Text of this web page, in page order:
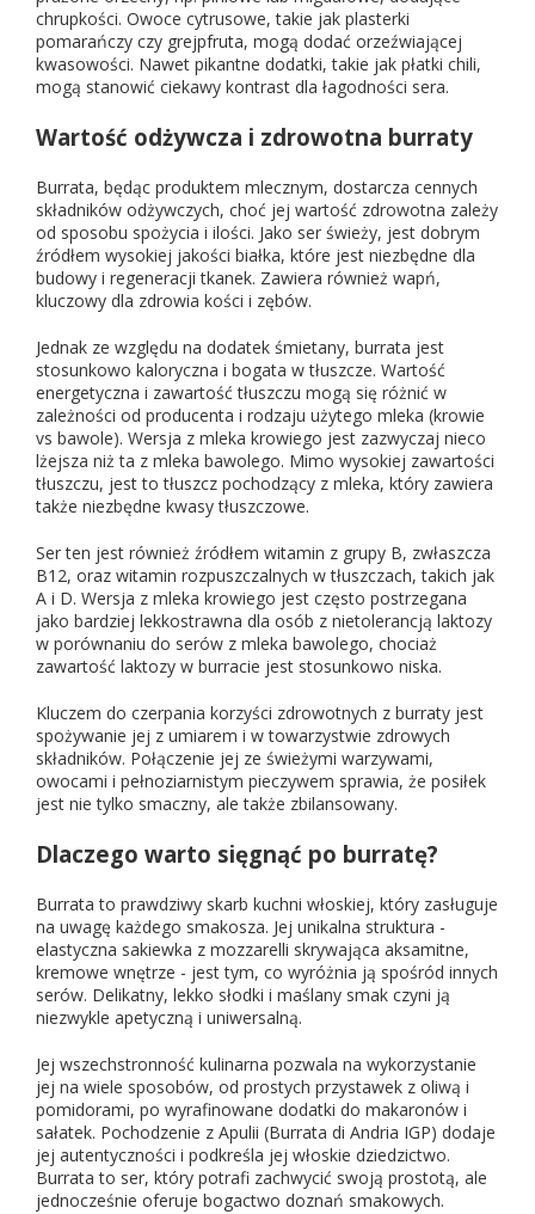
chrupkości. Owoce cytrusowe, takie jak plasterki
pomarańczy czy grejpfruta, mogą dodać orzeźwiającej
kwasowości. Nawet pikantne dodatki, takie jak płatki chili,
mogą stanowić ciekawy kontrast dla łagodności sera.
Wartość odżywcza i zdrowotna burraty
Burrata, będąc produktem mlecznym, dostarcza cennych
składników odżywczych, choć jej wartość zdrowotna zależy
od sposobu spożycia i ilości. Jako ser świeży, jest dobrym
źródłem wysokiej jakości białka, które jest niezbędne dla
budowy i regeneracji tkanek. Zawiera również wapń,
kluczowy dla zdrowia kości i zębów.
Jednak ze względu na dodatek śmietany, burrata jest
stosunkowo kaloryczna i bogata w tłuszcze. Wartość
energetyczna i zawartość tłuszczu mogą się różnić w
zależności od producenta i rodzaju użytego mleka (krowie
vs bawole). Wersja z mleka krowiego jest zazwyczaj nieco
lżejsza niż ta z mleka bawolego. Mimo wysokiej zawartości
tłuszczu, jest to tłuszcz pochodzący z mleka, który zawiera
także niezbędne kwasy tłuszczowe.
Ser ten jest również źródłem witamin z grupy B, zwłaszcza
B12, oraz witamin rozpuszczalnych w tłuszczach, takich jak
A i D. Wersja z mleka krowiego jest często postrzegana
jako bardziej lekkostrawna dla osób z nietolerancją laktozy
w porównaniu do serów z mleka bawolego, chociaż
zawartość laktozy w burracie jest stosunkowo niska.
Kluczem do czerpania korzyści zdrowotnych z burraty jest
spożywanie jej z umiarem i w towarzystwie zdrowych
składników. Połączenie jej ze świeżymi warzywami,
owocami i pełnoziarnistym pieczywem sprawia, że posiłek
jest nie tylko smaczny, ale także zbilansowany.
Dlaczego warto sięgnąć po burratę?
Burrata to prawdziwy skarb kuchni włoskiej, który zasługuje
na uwagę każdego smakosza. Jej unikalna struktura -
elastyczna sakiewka z mozzarelli skrywająca aksamitne,
kremowe wnętrze - jest tym, co wyróżnia ją spośród innych
serów. Delikatny, lekko słodki i maślany smak czyni ją
niezwykle apetyczną i uniwersalną.
Jej wszechstronność kulinarna pozwala na wykorzystanie
jej na wiele sposobów, od prostych przystawek z oliwą i
pomidorami, po wyrafinowane dodatki do makaronów i
sałatek. Pochodzenie z Apulii (Burrata di Andria IGP) dodaje
jej autentyczności i podkreśla jej włoskie dziedzictwo.
Burrata to ser, który potrafi zachwycić swoją prostotą, ale
jednocześnie oferuje bogactwo doznań smakowych.